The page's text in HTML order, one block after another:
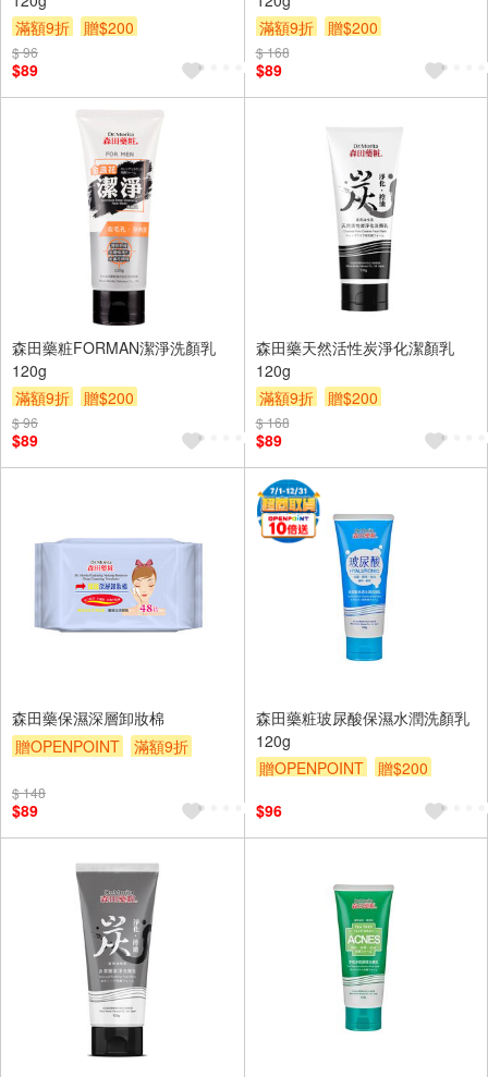
滿額9折
贈$200
$ 96
$89
滿額9折
贈$200
$ 168
$89
森田藥粧FORMAN潔淨洗顏乳
120g
滿額9折
贈$200
$ 96
$89
森田藥天然活性炭淨化潔顏乳
120g
滿額9折
贈$200
$ 168
$89
森田藥保濕深層卸妝棉
贈OPENPOINT
滿額9折
$ 148
$89
森田藥粧玻尿酸保濕水潤洗顏乳
120g
贈OPENPOINT
贈$200
$96